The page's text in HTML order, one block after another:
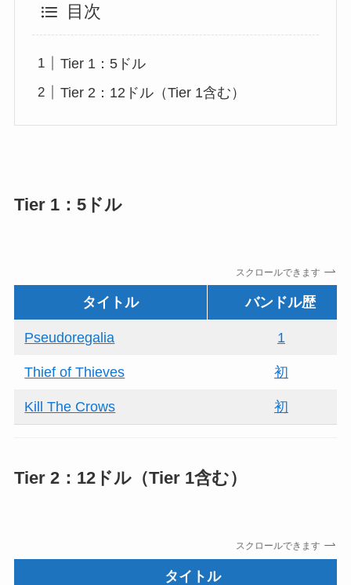
目次
Tier 1：5ドル
Tier 2：12ドル（Tier 1含む）
Tier 1：5ドル
スクロールできます
タイトル バンドル歴
Pseudoregalia 1
Thief of Thieves 初
Kill The Crows 初
Tier 2：12ドル（Tier 1含む）
スクロールできます
タイトル